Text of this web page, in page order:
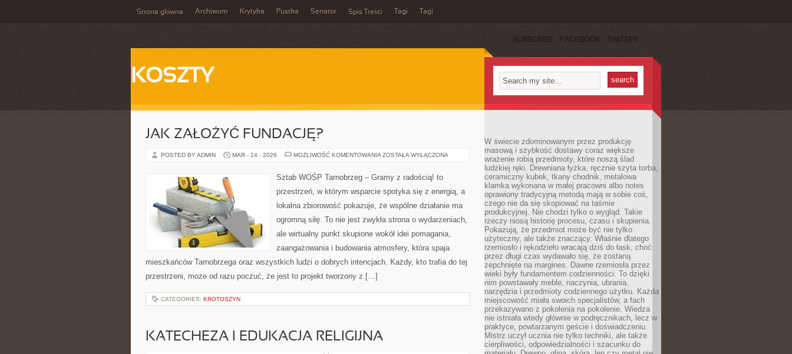
Strona główna Archiwum Krytyka Pustka Senator Spis Treści Tagi Tagi
SUBSCRIBE FACEBOOK TWITTER
KOSZTY
JAK ZAŁOŻYĆ FUNDACJĘ?
POSTED BY ADMIN MAR - 14 - 2026 MOŻLIWOŚĆ KOMENTOWANIA JAK
ZOSTAŁA WYŁĄCZONA
Sztab WOŚP Tarnobrzeg – Gramy z radością! to
przestrzeń, w którym wsparcie spotyka się z energią, a
lokalna zbiorowość pokazuje, że wspólne działanie ma
ogromną siłę. To nie jest zwykła strona o wydarzeniach,
ale wirtualny punkt skupione wokół idei pomagania,
zaangażowania i budowania atmosfery, która spaja
mieszkańców Tarnobrzega oraz wszystkich ludzi o dobrych intencjach. Każdy, kto trafia do tej
przestrzeni, może od razu poczuć, że jest to projekt tworzony z […]
CATEGORIES: KROTOSZYN
KATECHEZA I EDUKACJA RELIGIJNA
W świecie zdominowanym przez produkcję
masową i szybkość dostawy coraz większe
wrażenie robią przedmioty, które noszą ślad
ludzkiej ręki. Drewniana łyżka, ręcznie szyta torba,
ceramiczny kubek, tkany chodnik, metalowa
klamka wykonana w małej pracowni albo notes
oprawiony tradycyjną metodą mają w sobie coś,
czego nie da się skopiować na taśmie
produkcyjnej. Nie chodzi tylko o wygląd. Takie
rzeczy niosą historię procesu, czasu i skupienia.
Pokazują, że przedmiot może być nie tylko
użyteczny, ale także znaczący. Właśnie dlatego
rzemiosło i rękodzieło wracają dziś do łask, choć
przez długi czas wydawało się, że zostaną
zepchnięte na margines. Dawne rzemiosła przez
wieki były fundamentem codzienności. To dzięki
nim powstawały meble, naczynia, ubrania,
narzędzia i przedmioty codziennego użytku. Każda
miejscowość miała swoich specjalistów, a fach
przekazywano z pokolenia na pokolenie. Wiedza
nie istniała wtedy głównie w podręcznikach, lecz w
praktyce, powtarzanym geście i doświadczeniu.
Mistrz uczył ucznia nie tylko techniki, ale także
cierpliwości, odpowiedzialności i szacunku do